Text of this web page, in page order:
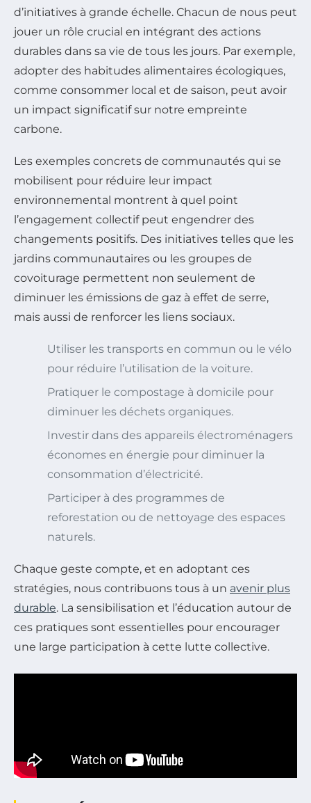
d’initiatives à grande échelle. Chacun de nous peut
jouer un rôle crucial en intégrant des actions
durables dans sa vie de tous les jours. Par exemple,
adopter des habitudes alimentaires écologiques,
comme consommer local et de saison, peut avoir
un impact significatif sur notre empreinte
carbone.
Les exemples concrets de communautés qui se
mobilisent pour réduire leur impact
environnemental montrent à quel point
l’engagement collectif peut engendrer des
changements positifs. Des initiatives telles que les
jardins communautaires ou les groupes de
covoiturage permettent non seulement de
diminuer les émissions de gaz à effet de serre,
mais aussi de renforcer les liens sociaux.
Utiliser les transports en commun ou le vélo
pour réduire l’utilisation de la voiture.
Pratiquer le compostage à domicile pour
diminuer les déchets organiques.
Investir dans des appareils électroménagers
économes en énergie pour diminuer la
consommation d’électricité.
Participer à des programmes de
reforestation ou de nettoyage des espaces
naturels.
Chaque geste compte, et en adoptant ces
stratégies, nous contribuons tous à un avenir plus
durable. La sensibilisation et l’éducation autour de
ces pratiques sont essentielles pour encourager
une large participation à cette lutte collective.